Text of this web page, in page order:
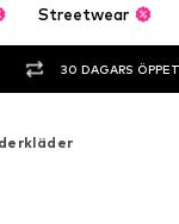
Streetwear
30 DAGARS